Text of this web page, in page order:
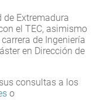
de Extremadura
el TEC, asimismo
de Ingeniería
en Dirección de
consultas a los
o